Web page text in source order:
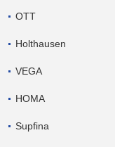
OTT
Holthausen
VEGA
HOMA
Supfina